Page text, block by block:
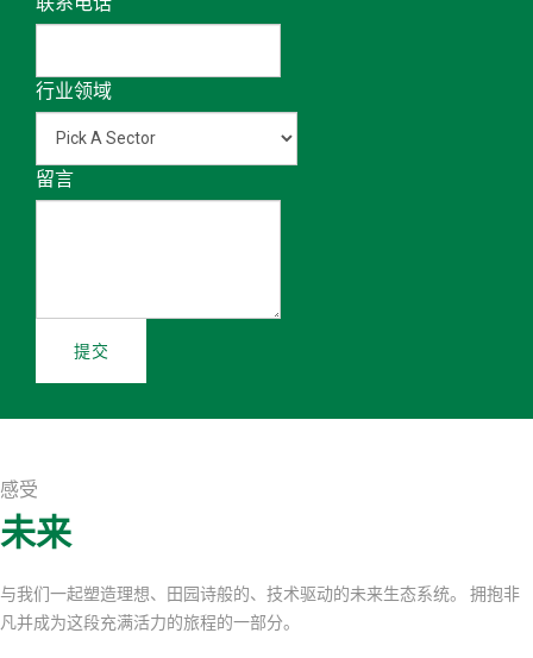
行业领域
留言
提交
感受
未来
与我们一起塑造理想、田园诗般的、技术驱动的未来生态系统。 拥抱非
凡并成为这段充满活力的旅程的一部分。